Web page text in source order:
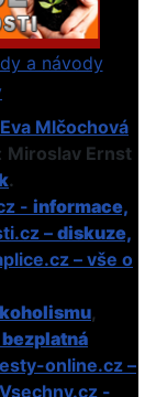
Eva Mlčochová
Miroslav Ernst
.
- informace,
– diskuze,
– vše o
,
bezplatná
online.cz –
-